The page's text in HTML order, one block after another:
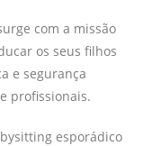
com a missão
os seus filhos
e segurança
profissionais.
esporádico